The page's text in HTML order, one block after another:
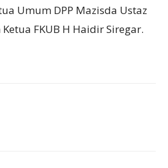
Umum DPP Mazisda Ustaz
FKUB H Haidir Siregar.